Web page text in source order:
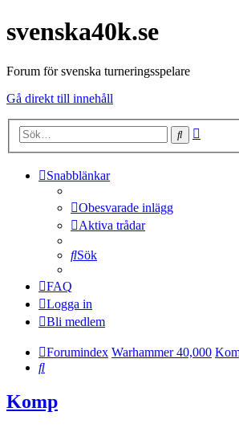
svenska40k.se
Forum för svenska turneringsspelare
Gå direkt till innehåll
Sök
Snabblänkar
Obesvarade inlägg
Aktiva trådar
Sök
FAQ
Logga in
Bli medlem
Forumindex Warhammer 40,000
Sök
Komp